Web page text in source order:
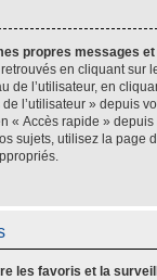
propres messages
en cliquant sur
de l’utilisateur, en
l’utilisateur » depuis
« Accès rapide » depuis
sujets, utilisez la page
les favoris et la